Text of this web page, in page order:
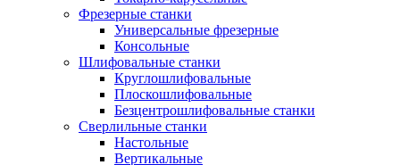
Фрезерные станки
Универсальные фрезерные
Консольные
Шлифовальные станки
Круглошлифовальные
Плоскошлифовальные
Безцентрошлифовальные станки
Сверлильные станки
Настольные
Вертикальные